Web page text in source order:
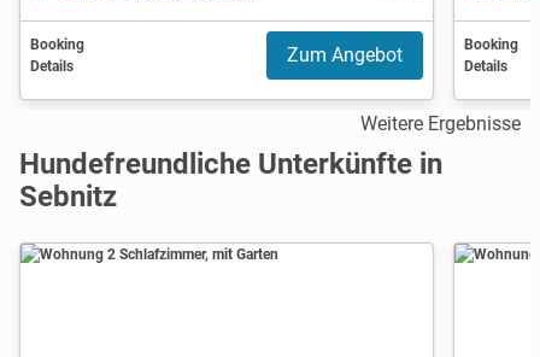
Booking
Details
Zum Angebot
Booking
Details
Weitere Ergebnisse
Hundefreundliche Unterkünfte in
Sebnitz